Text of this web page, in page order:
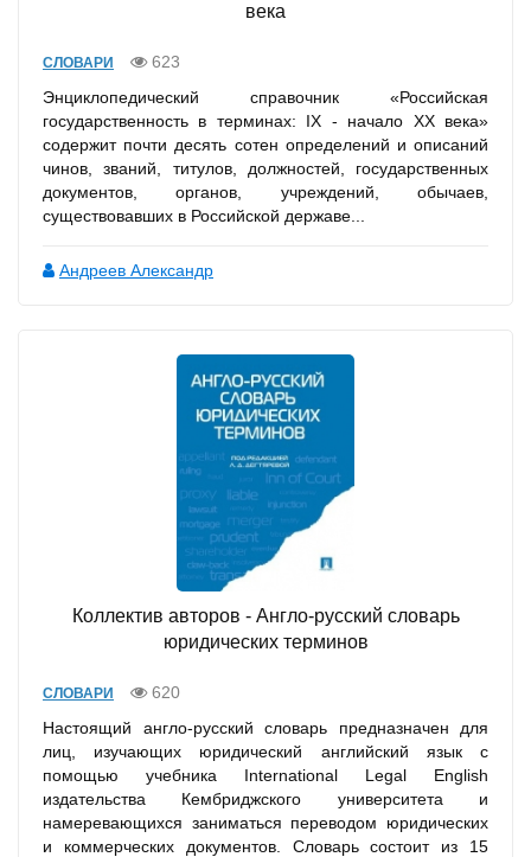
века
СЛОВАРИ
623
Энциклопедический справочник «Российская
государственность в терминах: IX - начало XX века»
содержит почти десять сотен определений и описаний
чинов, званий, титулов, должностей, государственных
документов, органов, учреждений, обычаев,
существовавших в Российской державе...
Андреев Александр
Коллектив авторов - Англо-русский словарь
юридических терминов
СЛОВАРИ
620
Настоящий англо-русский словарь предназначен для
лиц, изучающих юридический английский язык с
помощью учебника International Legal English
издательства Кембриджского университета и
намеревающихся заниматься переводом юридических
и коммерческих документов. Словарь состоит из 15